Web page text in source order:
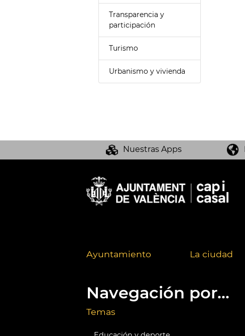
Transparencia y
participación
Turismo
Urbanismo y vivienda
Nuestras Apps
Ayuntamiento La ciudad
Navegación por...
Temas